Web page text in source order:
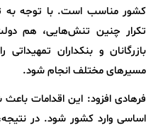
تکرار چنین تنش‌هایی، هم
بازرگانان و بنکداران تمهیداتی
مسیرهای مختلف انجام شود.
فرهادی افزود: این اقدامات
اساسی وارد کشور شود. در